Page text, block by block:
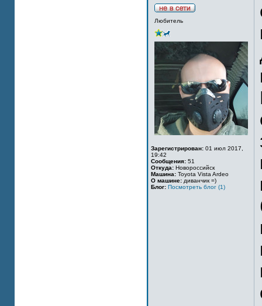
Любитель
Зарегистрирован: 01 июл 2017,
19:42
Сообщения: 51
Откуда: Новороссийск
Машина: Toyota Vista Ardeo
О машине: диванчик =)
Блог: Посмотреть блог (1)